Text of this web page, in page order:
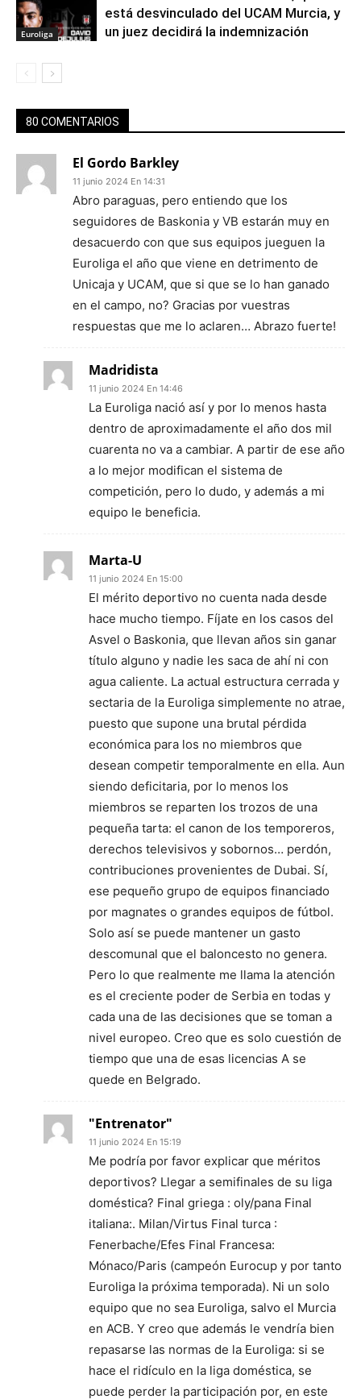
Euroliga
está desvinculado del UCAM Murcia, y
un juez decidirá la indemnización
80 COMENTARIOS
El Gordo Barkley
11 junio 2024 En 14:31
Abro paraguas, pero entiendo que los
seguidores de Baskonia y VB estarán muy en
desacuerdo con que sus equipos jueguen la
Euroliga el año que viene en detrimento de
Unicaja y UCAM, que si que se lo han ganado
en el campo, no? Gracias por vuestras
respuestas que me lo aclaren… Abrazo fuerte!
Madridista
11 junio 2024 En 14:46
La Euroliga nació así y por lo menos hasta
dentro de aproximadamente el año dos mil
cuarenta no va a cambiar. A partir de ese año
a lo mejor modifican el sistema de
competición, pero lo dudo, y además a mi
equipo le beneficia.
Marta-U
11 junio 2024 En 15:00
El mérito deportivo no cuenta nada desde
hace mucho tiempo. Fíjate en los casos del
Asvel o Baskonia, que llevan años sin ganar
título alguno y nadie les saca de ahí ni con
agua caliente. La actual estructura cerrada y
sectaria de la Euroliga simplemente no atrae,
puesto que supone una brutal pérdida
económica para los no miembros que
desean competir temporalmente en ella. Aun
siendo deficitaria, por lo menos los
miembros se reparten los trozos de una
pequeña tarta: el canon de los temporeros,
derechos televisivos y sobornos… perdón,
contribuciones provenientes de Dubai. Sí,
ese pequeño grupo de equipos financiado
por magnates o grandes equipos de fútbol.
Solo así se puede mantener un gasto
descomunal que el baloncesto no genera.
Pero lo que realmente me llama la atención
es el creciente poder de Serbia en todas y
cada una de las decisiones que se toman a
nivel europeo. Creo que es solo cuestión de
tiempo que una de esas licencias A se
quede en Belgrado.
"Entrenator"
11 junio 2024 En 15:19
Me podría por favor explicar que méritos
deportivos? Llegar a semifinales de su liga
doméstica? Final griega : oly/pana Final
italiana:. Milan/Virtus Final turca :
Fenerbache/Efes Final Francesa:
Mónaco/Paris (campeón Eurocup y por tanto
Euroliga la próxima temporada). Ni un solo
equipo que no sea Euroliga, salvo el Murcia
en ACB. Y creo que además le vendría bien
repasarse las normas de la Euroliga: si se
hace el ridículo en la liga doméstica, se
puede perder la participación por, en este